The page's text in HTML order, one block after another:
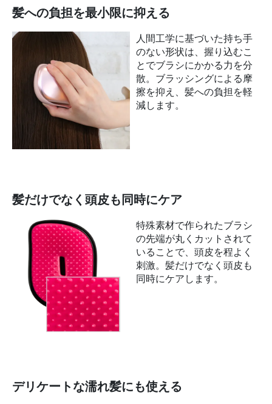
髪への負担を最小限に抑える
人間工学に基づいた持ち手
のない形状は、握り込むこ
とでブラシにかかる力を分
散。ブラッシングによる摩
擦を抑え、髪への負担を軽
減します。
髪だけでなく頭皮も同時にケア
特殊素材で作られたブラシ
の先端が丸くカットされて
いることで、頭皮を程よく
刺激。髪だけでなく頭皮も
同時にケアします。
デリケートな濡れ髪にも使える